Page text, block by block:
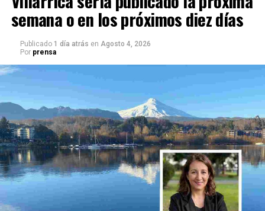
semana o en los próximos diez días
Publicado 1 día atrás en Agosto 4, 2026
Por prensa